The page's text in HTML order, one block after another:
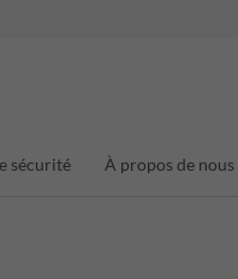
sécurité À propos de nous